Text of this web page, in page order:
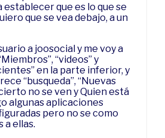
establecer que es lo que se
que se vea debajo, a un
a joosocial y me voy a
“videos” y
en la parte inferior, y
“busqueda”, “Nuevas
no se ven y Quien está
algunas aplicaciones
pero no se como
a ellas.